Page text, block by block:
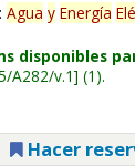
Agua y Energía
disponibles
A282/v.1 (1).
Hacer